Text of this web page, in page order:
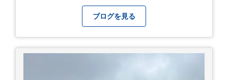
ただいており、豊富な販売ネットワークを活かし
た高価買取が可能です。
ブログを見る